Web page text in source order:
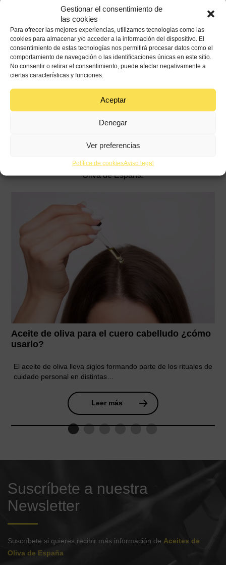
Gestionar el consentimiento de
las cookies
Para ofrecer las mejores experiencias, utilizamos tecnologías como las
cookies para almacenar y/o acceder a la información del dispositivo. El
consentimiento de estas tecnologías nos permitirá procesar datos como el
comportamiento de navegación o las identificaciones únicas en este sitio.
No consentir o retirar el consentimiento, puede afectar negativamente a
ciertas características y funciones.
Aceptar
Denegar
Ver preferencias
Política de cookiesAviso legal
15 min Baja
Ver receta
Nuestra actualidad · Blog
Presentaciones, catas, ponencias, talleres… ¡Vive en
primera persona el maravilloso mundo de los Aceites de
Oliva de España!
Aceite de oliva para el cuero cabelludo ¿cómo
usarlo?
El aceite de oliva lleva siglos formando parte de los rituales de
cuidado personal en distintas…
Leer más
Suscríbete a nuestra
Newsletter
Suscríbete si quieres recibir más información de Aceites de
Oliva de España